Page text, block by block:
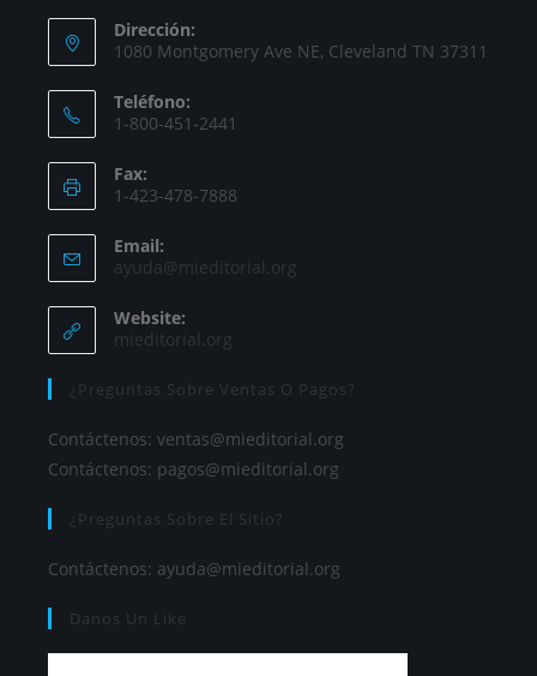
Dirección:
1080 Montgomery Ave NE, Cleveland TN 37311
Teléfono:
1-800-451-2441
Fax:
1-423-478-7888
Email:
ayuda@mieditorial.org
Website:
mieditorial.org
¿Preguntas Sobre Ventas O Pagos?
Contáctenos: ventas@mieditorial.org
Contáctenos: pagos@mieditorial.org
¿Preguntas Sobre El Sitio?
Contáctenos: ayuda@mieditorial.org
Danos Un Like